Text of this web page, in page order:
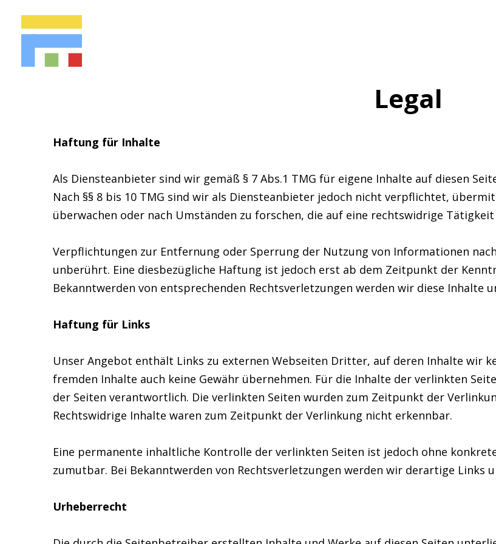
Legal
Haftung für Inhalte
Als Diensteanbieter sind wir gemäß § 7 Abs.1 TMG für eigene Inhalte auf diesen
Nach §§ 8 bis 10 TMG sind wir als Diensteanbieter jedoch nicht verpflichtet,
überwachen oder nach Umständen zu forschen, die auf eine rechtswidrige Tätigkeit
Verpflichtungen zur Entfernung oder Sperrung der Nutzung von Informationen
unberührt. Eine diesbezügliche Haftung ist jedoch erst ab dem Zeitpunkt der
Bekanntwerden von entsprechenden Rechtsverletzungen werden wir diese Inhalte
Haftung für Links
Unser Angebot enthält Links zu externen Webseiten Dritter, auf deren Inhalte wir
fremden Inhalte auch keine Gewähr übernehmen. Für die Inhalte der verlinkten
der Seiten verantwortlich. Die verlinkten Seiten wurden zum Zeitpunkt der
Rechtswidrige Inhalte waren zum Zeitpunkt der Verlinkung nicht erkennbar.
Eine permanente inhaltliche Kontrolle der verlinkten Seiten ist jedoch ohne
zumutbar. Bei Bekanntwerden von Rechtsverletzungen werden wir derartige Links
Urheberrecht